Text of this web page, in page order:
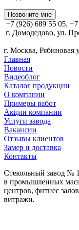
Позвоните мне
+7 (926) 689 55 05,
г. Домодедово, ул.
г. Москва, Рябиновая
Главная
Новости
Видеоблог
Каталог продукции
О компании
Примеры работ
Акции компании
Услуги завода
Вакансии
Отзывы клиентов
Замер и доставка
Контакты
Стекольный завод № 1
в промышленных
центров, фитнес
витражи.